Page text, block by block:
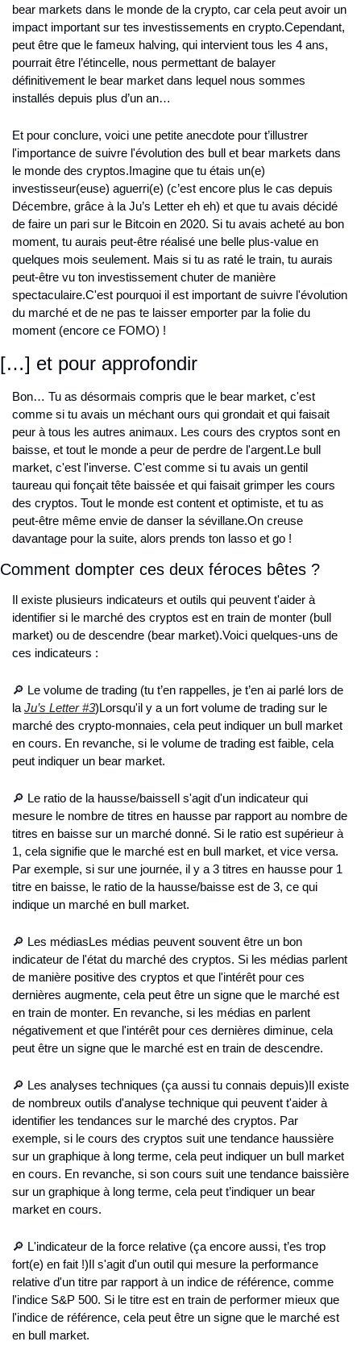
bear markets dans le monde de la crypto, car cela peut avoir un
impact important sur tes investissements en crypto.Cependant,
peut être que le fameux halving, qui intervient tous les 4 ans,
pourrait être l’étincelle, nous permettant de balayer
définitivement le bear market dans lequel nous sommes
installés depuis plus d’un an…
Et pour conclure, voici une petite anecdote pour t’illustrer
l'importance de suivre l'évolution des bull et bear markets dans
le monde des cryptos.Imagine que tu étais un(e)
investisseur(euse) aguerri(e) (c’est encore plus le cas depuis
Décembre, grâce à la Ju’s Letter eh eh) et que tu avais décidé
de faire un pari sur le Bitcoin en 2020. Si tu avais acheté au bon
moment, tu aurais peut-être réalisé une belle plus-value en
quelques mois seulement. Mais si tu as raté le train, tu aurais
peut-être vu ton investissement chuter de manière
spectaculaire.C'est pourquoi il est important de suivre l'évolution
du marché et de ne pas te laisser emporter par la folie du
moment (encore ce FOMO) !
[…] et pour approfondir
Bon… Tu as désormais compris que le bear market, c'est
comme si tu avais un méchant ours qui grondait et qui faisait
peur à tous les autres animaux. Les cours des cryptos sont en
baisse, et tout le monde a peur de perdre de l'argent.Le bull
market, c'est l'inverse. C'est comme si tu avais un gentil
taureau qui fonçait tête baissée et qui faisait grimper les cours
des cryptos. Tout le monde est content et optimiste, et tu as
peut-être même envie de danser la sévillane.On creuse
davantage pour la suite, alors prends ton lasso et go !
Comment dompter ces deux féroces bêtes ?
Il existe plusieurs indicateurs et outils qui peuvent t'aider à
identifier si le marché des cryptos est en train de monter (bull
market) ou de descendre (bear market).Voici quelques-uns de
ces indicateurs :
🔎 Le volume de trading (tu t’en rappelles, je t’en ai parlé lors de
la Ju’s Letter #3)Lorsqu'il y a un fort volume de trading sur le
marché des crypto-monnaies, cela peut indiquer un bull market
en cours. En revanche, si le volume de trading est faible, cela
peut indiquer un bear market.
🔎 Le ratio de la hausse/baisseIl s'agit d'un indicateur qui
mesure le nombre de titres en hausse par rapport au nombre de
titres en baisse sur un marché donné. Si le ratio est supérieur à
1, cela signifie que le marché est en bull market, et vice versa.
Par exemple, si sur une journée, il y a 3 titres en hausse pour 1
titre en baisse, le ratio de la hausse/baisse est de 3, ce qui
indique un marché en bull market.
🔎 Les médiasLes médias peuvent souvent être un bon
indicateur de l'état du marché des cryptos. Si les médias parlent
de manière positive des cryptos et que l'intérêt pour ces
dernières augmente, cela peut être un signe que le marché est
en train de monter. En revanche, si les médias en parlent
négativement et que l'intérêt pour ces dernières diminue, cela
peut être un signe que le marché est en train de descendre.
🔎 Les analyses techniques (ça aussi tu connais depuis)Il existe
de nombreux outils d'analyse technique qui peuvent t'aider à
identifier les tendances sur le marché des cryptos. Par
exemple, si le cours des cryptos suit une tendance haussière
sur un graphique à long terme, cela peut indiquer un bull market
en cours. En revanche, si son cours suit une tendance baissière
sur un graphique à long terme, cela peut t’indiquer un bear
market en cours.
🔎 L'indicateur de la force relative (ça encore aussi, t’es trop
fort(e) en fait !)Il s'agit d'un outil qui mesure la performance
relative d'un titre par rapport à un indice de référence, comme
l'indice S&P 500. Si le titre est en train de performer mieux que
l'indice de référence, cela peut être un signe que le marché est
en bull market.